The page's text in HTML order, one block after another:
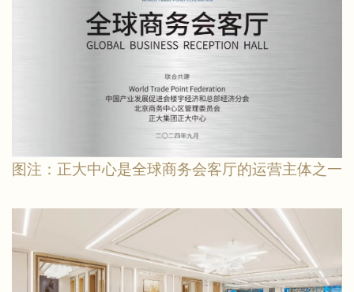
图注：正大中心是全球商务会客厅的运营主体之一